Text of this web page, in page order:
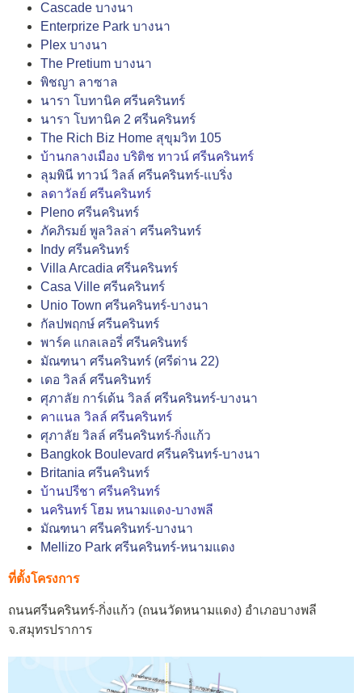
Cascade บางนา
Enterprize Park บางนา
Plex บางนา
The Pretium บางนา
พิชญา ลาซาล
นารา โบทานิค ศรีนครินทร์
นารา โบทานิค 2 ศรีนครินทร์
The Rich Biz Home สุขุมวิท 105
บ้านกลางเมือง บริติช ทาวน์ ศรีนครินทร์
ลุมพินี ทาวน์ วิลล์ ศรีนครินทร์-แบริ่ง
ลดาวัลย์ ศรีนครินทร์
Pleno ศรีนครินทร์
ภัคภิรมย์ พูลวิลล่า ศรีนครินทร์
Indy ศรีนครินทร์
Villa Arcadia ศรีนครินทร์
Casa Ville ศรีนครินทร์
Unio Town ศรีนครินทร์-บางนา
กัลปพฤกษ์ ศรีนครินทร์
พาร์ค แกลเลอรี่ ศรีนครินทร์
มัณฑนา ศรีนครินทร์ (ศรีด่าน 22)
เดอ วิลล์ ศรีนครินทร์
ศุภาลัย การ์เด้น วิลล์ ศรีนครินทร์-บางนา
คาแนล วิลล์ ศรีนครินทร์
ศุภาลัย วิลล์ ศรีนครินทร์-กิ่งแก้ว
Bangkok Boulevard ศรีนครินทร์-บางนา
Britania ศรีนครินทร์
บ้านปรีชา ศรีนครินทร์
นครินทร์ โฮม หนามแดง-บางพลี
มัณฑนา ศรีนครินทร์-บางนา
Mellizo Park ศรีนครินทร์-หนามแดง
ที่ตั้งโครงการ
ถนนศรีนครินทร์-กิ่งแก้ว (ถนนวัดหนามแดง) อำเภอบางพลี
จ.สมุทรปราการ